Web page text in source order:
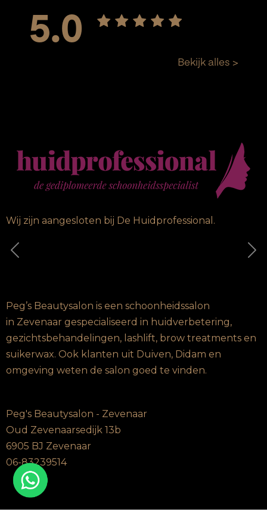
Wij zijn aangesloten bij De Huidprofessional.
Vorige
Peg’s Beautysalon is een schoonheidssalon
in Zevenaar gespecialiseerd in huidverbetering,
gezichtsbehandelingen, lashlift, brow treatments en
suikerwax. Ook klanten uit Duiven, Didam en
omgeving weten de salon goed te vinden.
Peg's Beautysalon - Zevenaar
Oud Zevenaarsedijk 13b
6905 BJ Zevenaar
06-83239514